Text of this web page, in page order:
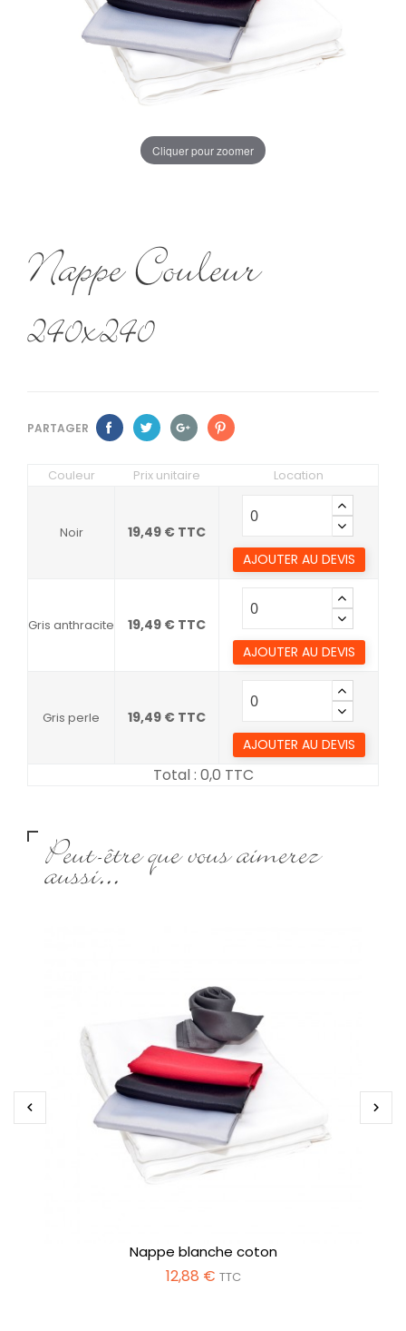
Cliquer pour zoomer
Nappe Couleur
240x240
PARTAGER
Couleur Prix unitaire Location
Noir
19,49 € TTC
AJOUTER AU DEVIS
Gris anthracite
19,49 € TTC
AJOUTER AU DEVIS
Gris perle
19,49 € TTC
AJOUTER AU DEVIS
Total : 0,0 TTC
Peut-être que vous aimerez
aussi...
 
Nappe blanche coton
12,88 € TTC